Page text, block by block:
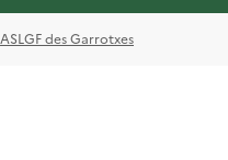
ASLGF des Garrotxes